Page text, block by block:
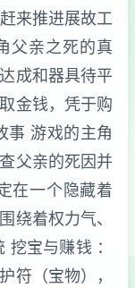
来推进展故工
父亲之死的真
成和器具待平
金钱，凭于购
事 游戏的主角
父亲的死因并
在一个隐藏着
绕着权力气、
宝与赚钱 ：
符（宝物），